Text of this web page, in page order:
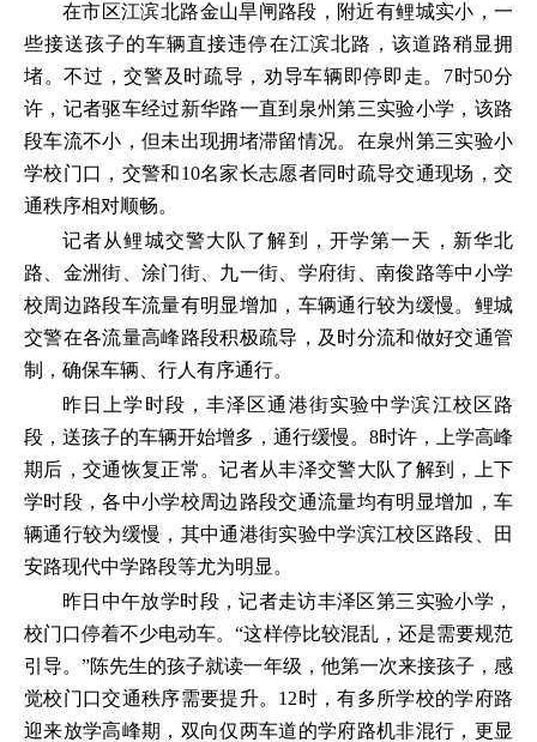
在市区江滨北路金山旱闸路段，附近有鲤城实小，一
些接送孩子的车辆直接违停在江滨北路，该道路稍显拥
堵。不过，交警及时疏导，劝导车辆即停即走。7时50分
许，记者驱车经过新华路一直到泉州第三实验小学，该路
段车流不小，但未出现拥堵滞留情况。在泉州第三实验小
学校门口，交警和10名家长志愿者同时疏导交通现场，交
通秩序相对顺畅。
记者从鲤城交警大队了解到，开学第一天，新华北
路、金洲街、涂门街、九一街、学府街、南俊路等中小学
校周边路段车流量有明显增加，车辆通行较为缓慢。鲤城
交警在各流量高峰路段积极疏导，及时分流和做好交通管
制，确保车辆、行人有序通行。
昨日上学时段，丰泽区通港街实验中学滨江校区路
段，送孩子的车辆开始增多，通行缓慢。8时许，上学高峰
期后，交通恢复正常。记者从丰泽交警大队了解到，上下
学时段，各中小学校周边路段交通流量均有明显增加，车
辆通行较为缓慢，其中通港街实验中学滨江校区路段、田
安路现代中学路段等尤为明显。
昨日中午放学时段，记者走访丰泽区第三实验小学，
校门口停着不少电动车。“这样停比较混乱，还是需要规范
引导。”陈先生的孩子就读一年级，他第一次来接孩子，感
觉校门口交通秩序需要提升。12时，有多所学校的学府路
迎来放学高峰期，双向仅两车道的学府路机非混行，更显